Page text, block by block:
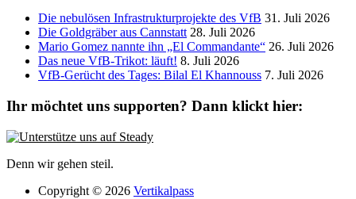
Die nebulösen Infrastrukturprojekte des VfB 31. Juli 2026
Die Goldgräber aus Cannstatt 28. Juli 2026
Mario Gomez nannte ihn „El Commandante“ 26. Juli 2026
Das neue VfB-Trikot: läuft! 8. Juli 2026
VfB-Gerücht des Tages: Bilal El Khannouss 7. Juli 2026
Ihr möchtet uns supporten? Dann klickt hier:
Denn wir gehen steil.
Copyright © 2026 Vertikalpass